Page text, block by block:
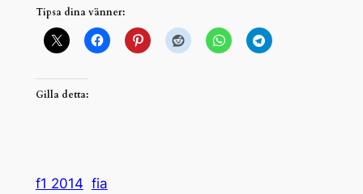
Tipsa dina vänner:
Gilla detta:
f1 2014 fia